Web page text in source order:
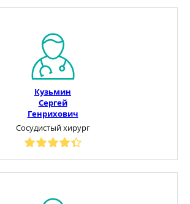
Кузьмин
Сергей
Генрихович
Сосудистый хирург